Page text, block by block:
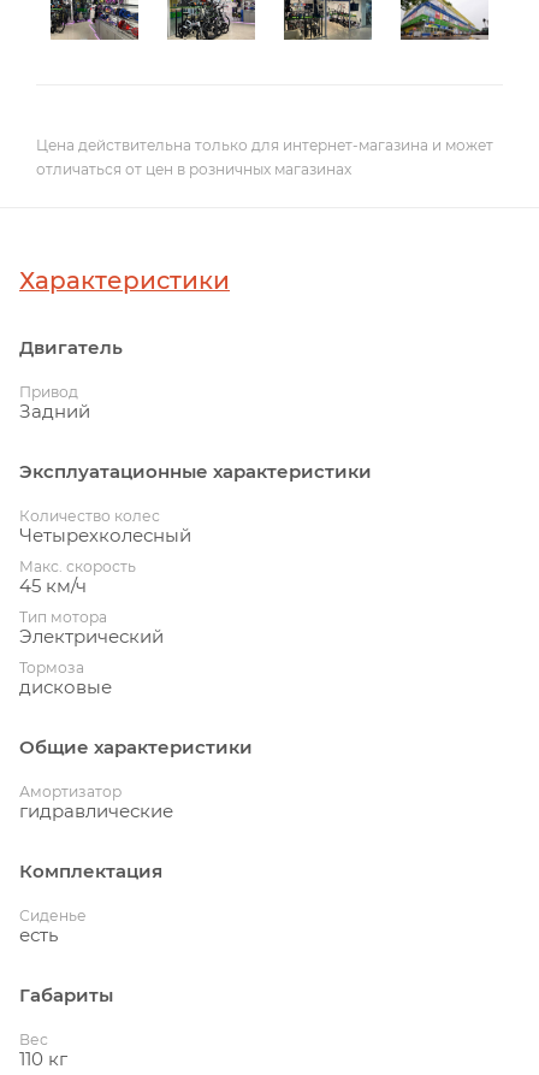
Цена действительна только для интернет-магазина и может
отличаться от цен в розничных магазинах
Характеристики
Двигатель
Привод
Задний
Эксплуатационные характеристики
Количество колес
Четырехколесный
Макс. скорость
45 км/ч
Тип мотора
Электрический
Тормоза
дисковые
Общие характеристики
Амортизатор
гидравлические
Комплектация
Сиденье
есть
Габариты
Вес
110 кг